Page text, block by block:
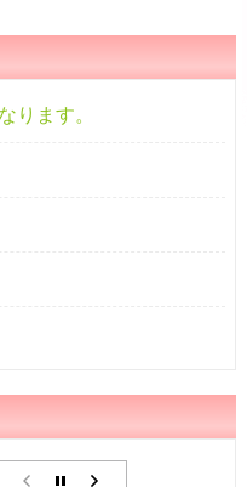
ります。